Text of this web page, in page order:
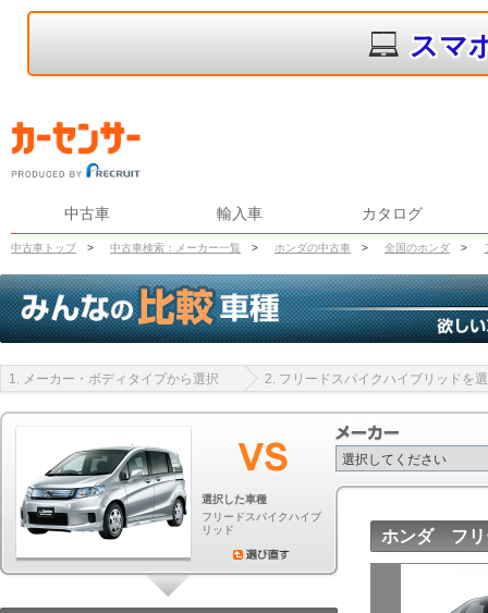
スマ
中古車 輸入車 カタログ
中古車トップ > 中古車検索：メーカー一覧 > ホンダの中古車 > 全国のホンダ >
1. メーカー・ボディタイプから選択 2. フリードスパイクハイブリッドを
選択した車種
フリードスパイクハイブ
リッド
ホンダ フリ